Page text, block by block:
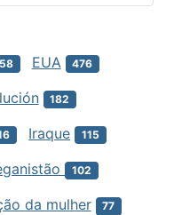
EUA 476
182
Iraque 115
102
da mulher 77